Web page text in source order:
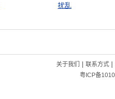
扰乱
关于我们 | 联系方式|
粤ICP备